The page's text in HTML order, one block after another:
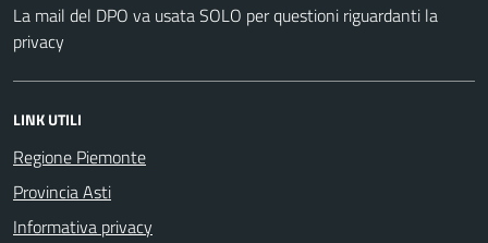
La mail del DPO va usata SOLO per questioni riguardanti la
privacy
LINK UTILI
Regione Piemonte
Provincia Asti
Informativa privacy